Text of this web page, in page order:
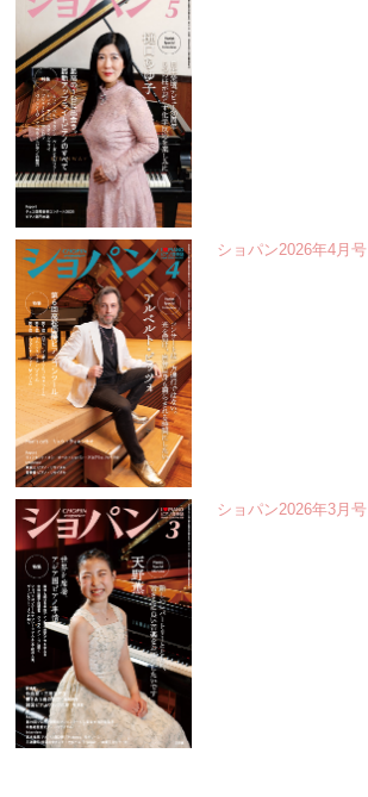
ショパン2026年4月号
ショパン2026年3月号